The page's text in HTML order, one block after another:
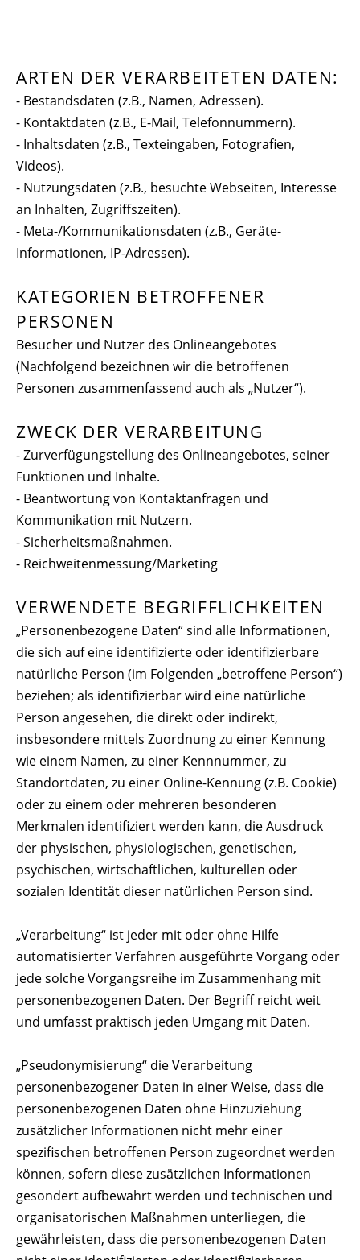
ARTEN DER VERARBEITETEN DATEN:
- Bestandsdaten (z.B., Namen, Adressen).
- Kontaktdaten (z.B., E-Mail, Telefonnummern).
- Inhaltsdaten (z.B., Texteingaben, Fotografien,
Videos).
- Nutzungsdaten (z.B., besuchte Webseiten, Interesse
an Inhalten, Zugriffszeiten).
- Meta-/Kommunikationsdaten (z.B., Geräte-
Informationen, IP-Adressen).
KATEGORIEN BETROFFENER
PERSONEN
Besucher und Nutzer des Onlineangebotes
(Nachfolgend bezeichnen wir die betroffenen
Personen zusammenfassend auch als „Nutzer“).
ZWECK DER VERARBEITUNG
- Zurverfügungstellung des Onlineangebotes, seiner
Funktionen und Inhalte.
- Beantwortung von Kontaktanfragen und
Kommunikation mit Nutzern.
- Sicherheitsmaßnahmen.
- Reichweitenmessung/Marketing
VERWENDETE BEGRIFFLICHKEITEN
„Personenbezogene Daten“ sind alle Informationen,
die sich auf eine identifizierte oder identifizierbare
natürliche Person (im Folgenden „betroffene Person“)
beziehen; als identifizierbar wird eine natürliche
Person angesehen, die direkt oder indirekt,
insbesondere mittels Zuordnung zu einer Kennung
wie einem Namen, zu einer Kennnummer, zu
Standortdaten, zu einer Online-Kennung (z.B. Cookie)
oder zu einem oder mehreren besonderen
Merkmalen identifiziert werden kann, die Ausdruck
der physischen, physiologischen, genetischen,
psychischen, wirtschaftlichen, kulturellen oder
sozialen Identität dieser natürlichen Person sind.
„Verarbeitung“ ist jeder mit oder ohne Hilfe
automatisierter Verfahren ausgeführte Vorgang oder
jede solche Vorgangsreihe im Zusammenhang mit
personenbezogenen Daten. Der Begriff reicht weit
und umfasst praktisch jeden Umgang mit Daten.
„Pseudonymisierung“ die Verarbeitung
personenbezogener Daten in einer Weise, dass die
personenbezogenen Daten ohne Hinzuziehung
zusätzlicher Informationen nicht mehr einer
spezifischen betroffenen Person zugeordnet werden
können, sofern diese zusätzlichen Informationen
gesondert aufbewahrt werden und technischen und
organisatorischen Maßnahmen unterliegen, die
gewährleisten, dass die personenbezogenen Daten